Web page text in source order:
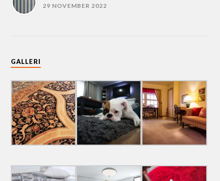
29 NOVEMBER 2022
GALLERI